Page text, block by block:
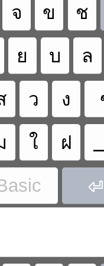
จ ข ช
ย บ
ล
ว ง
ใ ฝ
